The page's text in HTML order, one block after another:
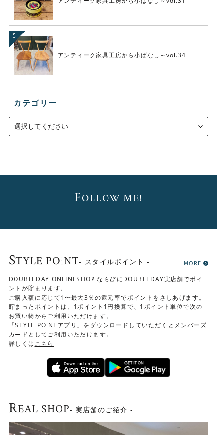
アンティーク家具工房から小ばなし～vol.34
カテゴリー
FOLLOW ME!
STYLE POiNT- スタイルポイント - MORE
DOUBLEDAY ONLINESHOP ならびにDOUBLEDAY実店舗でポイ
ントが貯まります。
ご購入額に応じて1〜最大3％の還元率でポイントをさしあげます。
貯まったポイントは、1ポイント1円換算で、1ポイント単位で次の
お買い物からご利用いただけます。
「STYLE POiNTアプリ」をダウンロードしていただくとメンバーズ
カードとしてご利用いただけます。
詳しくは こちら
REAL SHOP- 実店舗のご紹介 -